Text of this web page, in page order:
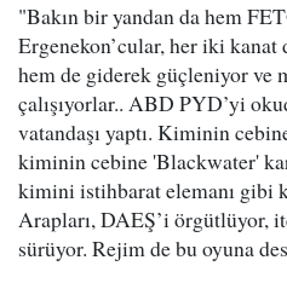
"Bakın bir yandan da hem
Ergenekon’cular, her iki kanat
hem de giderek güçleniyor ve
çalışıyorlar.. ABD PYD’yi
vatandaşı yaptı. Kiminin
kiminin cebine 'Blackwater'
kimini istihbarat elemanı gibi
Arapları, DAEŞ’i örgütlüyor,
sürüyor. Rejim de bu oyuna